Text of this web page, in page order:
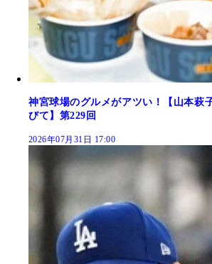
神宮球場のグルメがアツい！【山本萩
びて】第229回
2026年07月31日 17:00